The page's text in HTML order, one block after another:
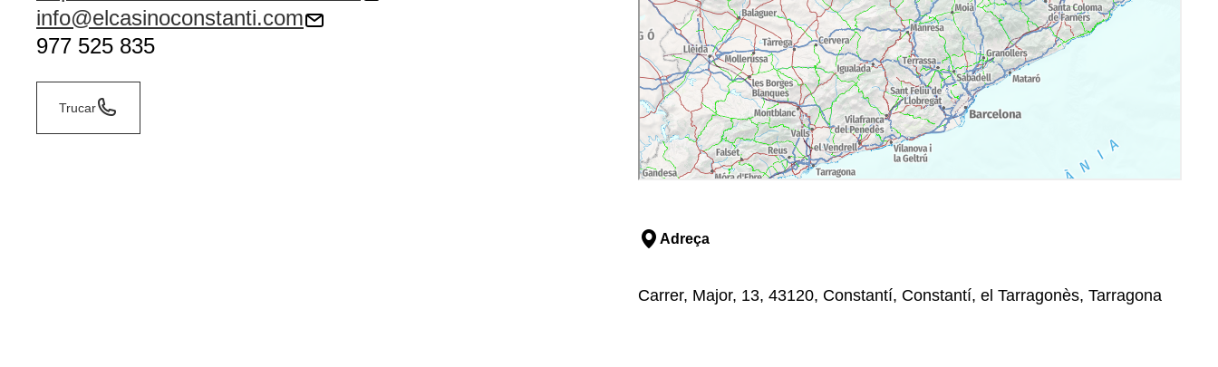
info@elcasinoconstanti.com
977 525 835
Trucar
Adreça
Carrer, Major, 13, 43120, Constantí, Constantí, el Tarragonès, Tarragona